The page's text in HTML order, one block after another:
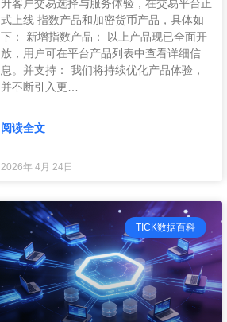
升客户交易选择与服务体验，在交易平台正
式上线 指数产品和加密货币产品，具体如
下： 新增指数产品： 以上产品现已全面开
放，用户可在平台产品列表中查看详细信
息。并支持： 我们将持续优化产品体验，
并不断引入更…
阅读全文
2026年 4月 24日
TICK数据百科